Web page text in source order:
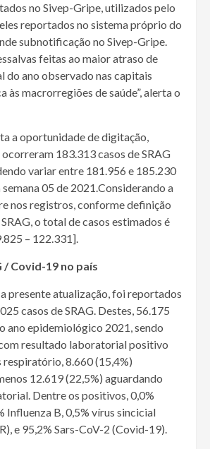
no Sivep-Gripe, utilizados pelo
reportados no sistema próprio do
subnotificação no Sivep-Gripe.
feitas ao maior atraso de
do ano observado nas capitais
às macrorregiões de saúde”, alerta o
a oportunidade de digitação,
183.313 casos de SRAG
variar entre 181.956 e 185.230
05 de 2021.Considerando a
nos registros, conforme definição
o total de casos estimados é
– 122.331].
/ Covid-19 no país
presente atualização, foi reportados
casos de SRAG. Destes, 56.175
ano epidemiológico 2021, sendo
resultado laboratorial positivo
respiratório, 8.660 (15,4%)
12.619 (22,5%) aguardando
Dentre os positivos, 0,0%
Influenza B, 0,5% vírus sincicial
e 95,2% Sars-CoV-2 (Covid-19).